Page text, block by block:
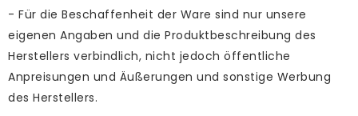
- Für die Beschaffenheit der Ware sind nur unsere
eigenen Angaben und die Produktbeschreibung des
Herstellers verbindlich, nicht jedoch öffentliche
Anpreisungen und Äußerungen und sonstige Werbung
des Herstellers.